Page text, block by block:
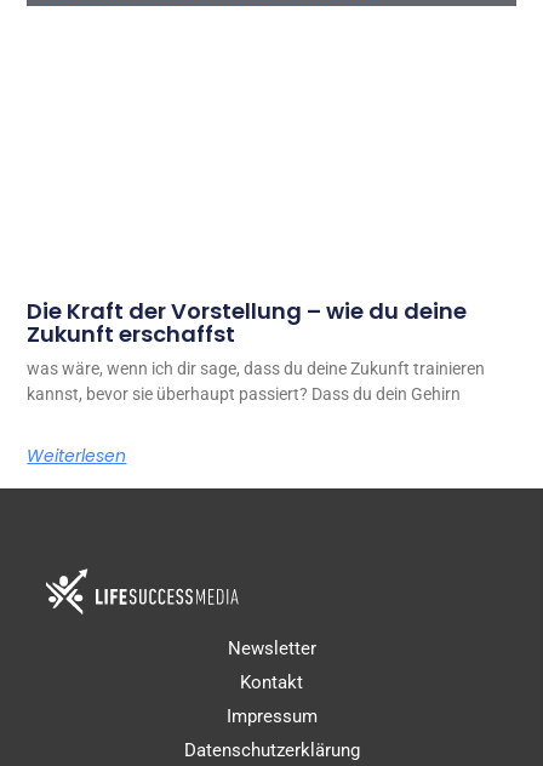
Die Kraft der Vorstellung – wie du deine
Zukunft erschaffst
was wäre, wenn ich dir sage, dass du deine Zukunft trainieren
kannst, bevor sie überhaupt passiert? Dass du dein Gehirn
Weiterlesen
Newsletter
Kontakt
Impressum
Datenschutzerklärung